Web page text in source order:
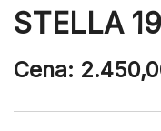
STELLA
Cena: